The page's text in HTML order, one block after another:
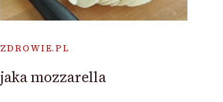
ZDROWIE.PL
jaka mozzarella